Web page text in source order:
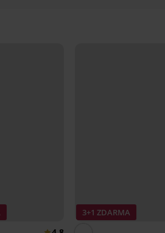
3+1 ZDARMA